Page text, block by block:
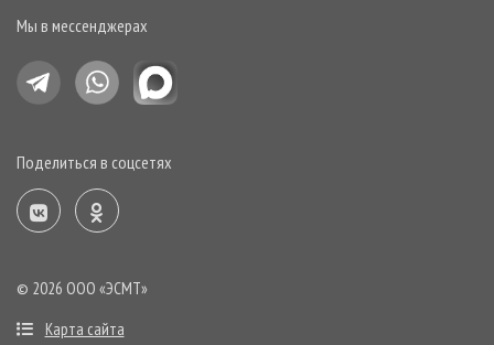
Мы в мессенджерах
Поделиться в соцсетях
© 2026 ООО «ЭСМТ»
Карта сайта